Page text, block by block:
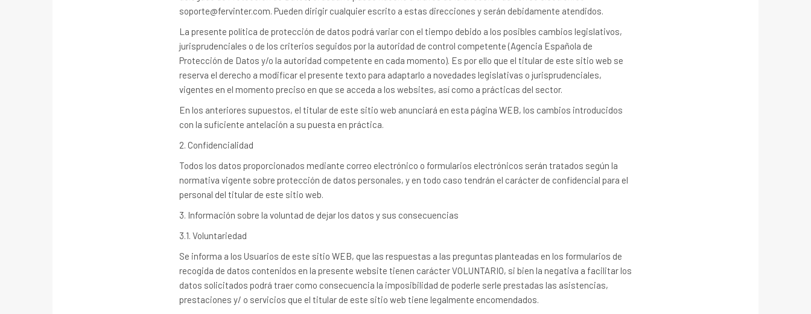
soporte@fervinter.com. Pueden dirigir cualquier escrito a estas direcciones y serán debidamente atendidos.
La presente política de protección de datos podrá variar con el tiempo debido a los posibles cambios legislativos,
jurisprudenciales o de los criterios seguidos por la autoridad de control competente (Agencia Española de
Protección de Datos y/o la autoridad competente en cada momento). Es por ello que el titular de este sitio web se
reserva el derecho a modificar el presente texto para adaptarlo a novedades legislativas o jurisprudenciales,
vigentes en el momento preciso en que se acceda a los websites, así como a prácticas del sector.
En los anteriores supuestos, el titular de este sitio web anunciará en esta página WEB, los cambios introducidos
con la suficiente antelación a su puesta en práctica.
2. Confidencialidad
Todos los datos proporcionados mediante correo electrónico o formularios electrónicos serán tratados según la
normativa vigente sobre protección de datos personales, y en todo caso tendrán el carácter de confidencial para el
personal del titular de este sitio web.
3. Información sobre la voluntad de dejar los datos y sus consecuencias
3.1. Voluntariedad
Se informa a los Usuarios de este sitio WEB, que las respuestas a las preguntas planteadas en los formularios de
recogida de datos contenidos en la presente website tienen carácter VOLUNTARIO, si bien la negativa a facilitar los
datos solicitados podrá traer como consecuencia la imposibilidad de poderle serle prestadas las asistencias,
prestaciones y/ o servicios que el titular de este sitio web tiene legalmente encomendados.